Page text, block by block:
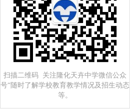
扫描二维码 关注隆化天卉中学微信公众
号“随时了解学校教育教学情况及招生动态
等。